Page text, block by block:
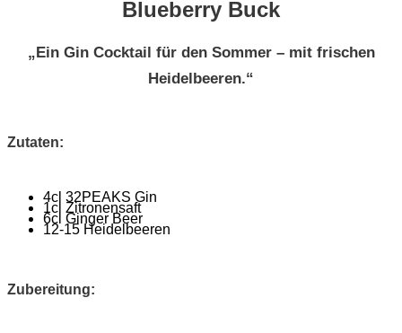
Blueberry Buck
„Ein Gin Cocktail für den Sommer – mit frischen
Heidelbeeren.“
Zutaten:
4cl 32PEAKS Gin
1cl Zitronensaft
6cl Ginger Beer
12-15 Heidelbeeren
Zubereitung: